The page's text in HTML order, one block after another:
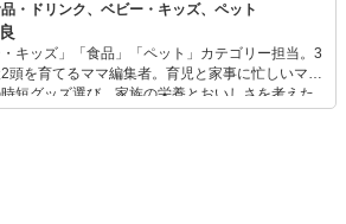
・ドリンク、ベビー・キッズ、ペット
・キッズ」「食品」「ペット」カテゴリー担当。3
頭を育てるママ編集者。育児と家事に忙しいママ
短グッズ選び、家族の栄養とおいしさを考えた
束の間のリラックスタイムを楽しむためのスイ